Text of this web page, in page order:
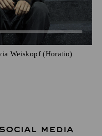
Weiskopf (Horatio)
MEDIA